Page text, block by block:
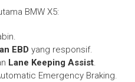
BMW X5:
EBD yang responsif.
Lane Keeping Assist.
Emergency Braking.